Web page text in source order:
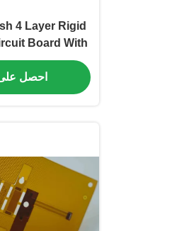
4 Layer Rigid
Board With
احصل